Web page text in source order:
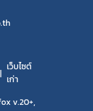
เว็บไซต์
เก่า
v.20+,